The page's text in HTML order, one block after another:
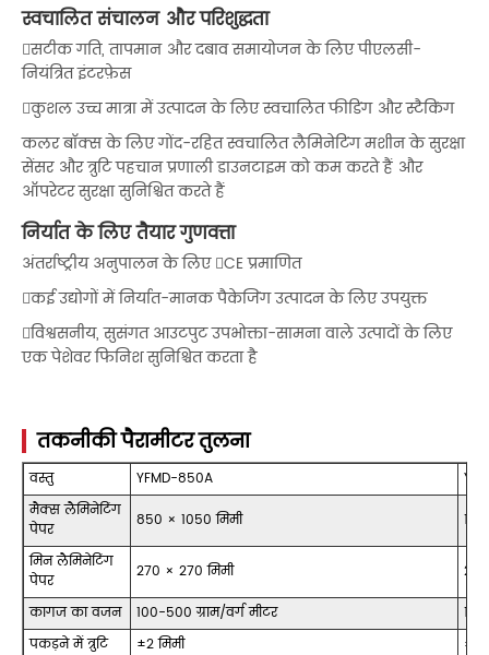
स्वचालित संचालन और परिशुद्धता
सटीक गति, तापमान और दबाव समायोजन के लिए पीएलसी-
नियंत्रित इंटरफ़ेस
कुशल उच्च मात्रा में उत्पादन के लिए स्वचालित फीडिंग और स्टैकिंग
कलर बॉक्स के लिए गोंद-रहित स्वचालित लैमिनेटिंग मशीन के सुरक्षा
सेंसर और त्रुटि पहचान प्रणाली डाउनटाइम को कम करते हैं और
ऑपरेटर सुरक्षा सुनिश्चित करते हैं
निर्यात के लिए तैयार गुणवत्ता
अंतर्राष्ट्रीय अनुपालन के लिए CE प्रमाणित
कई उद्योगों में निर्यात-मानक पैकेजिंग उत्पादन के लिए उपयुक्त
विश्वसनीय, सुसंगत आउटपुट उपभोक्ता-सामना वाले उत्पादों के लिए
एक पेशेवर फिनिश सुनिश्चित करता है
तकनीकी पैरामीटर तुलना
वस्तु YFMD-850A
मैक्स लैमिनेटिंग
पेपर
850 × 1050 मिमी
मिन लैमिनेटिंग
पेपर
270 × 270 मिमी
कागज का वजन
100-500 ग्राम/वर्ग मीटर
पकड़ने में त्रुटि
±2 मिमी
±2